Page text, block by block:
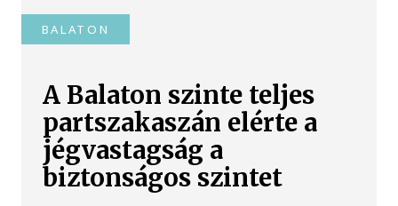
BALATON
A Balaton szinte teljes
partszakaszán elérte a
jégvastagság a
biztonságos szintet